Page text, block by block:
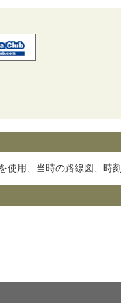
用、当時の路線図、時